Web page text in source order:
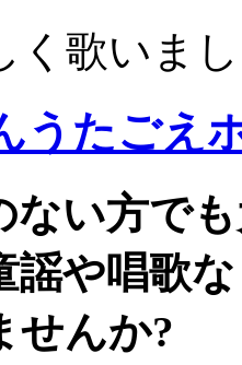
く歌いま
うたごえ
ない方で
謡や唱歌
せんか?